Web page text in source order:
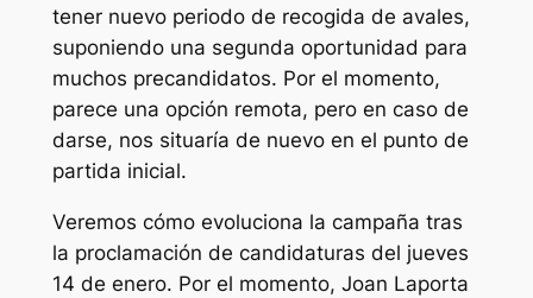
tener nuevo periodo de recogida de avales,
suponiendo una segunda oportunidad para
muchos precandidatos. Por el momento,
parece una opción remota, pero en caso de
darse, nos situaría de nuevo en el punto de
partida inicial.
Veremos cómo evoluciona la campaña tras
la proclamación de candidaturas del jueves
14 de enero. Por el momento, Joan Laporta